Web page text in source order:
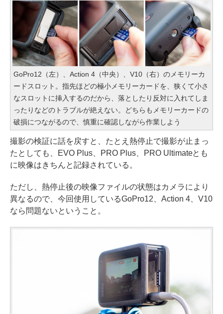
GoPro12（左）、Action 4（中央）、V10（右）のメモリーカ
ードスロット。指先ほどの極小メモリーカードを、狭くて小さ
なスロットに挿入するのだから、落としたり反対に入れてしま
ったりなどのトラブルが絶えない。どちらもメモリーカードの
破損につながるので、慎重に確認しながら作業しよう
撮影の検証に話を戻すと、たとえ熱停止で撮影が止まっ
たとしても、EVO Plus、PRO Plus、PRO Ultimateとも
に映像はきちんと記録されている。
ただし、熱停止後の映像ファイルの状態はカメラにより
異なるので、今回使用しているGoPro12、Action 4、V10
なら問題ないということ。